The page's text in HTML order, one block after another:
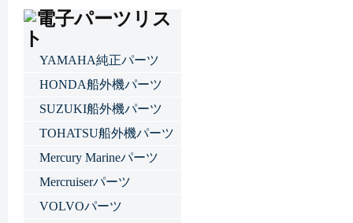
YAMAHA純正パーツ
HONDA船外機パーツ
SUZUKI船外機パーツ
TOHATSU船外機パーツ
Mercury Marineパーツ
Mercruiserパーツ
VOLVOパーツ